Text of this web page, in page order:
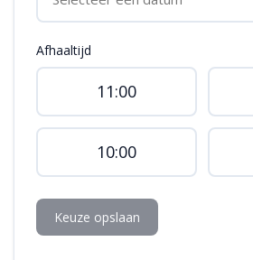
Afhaaltijd
11:00
10:00
Keuze opslaan